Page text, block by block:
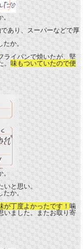
。
あり、スーパーなどで厚
たか。
ライパンで焼いたが、堅
。味もついていたので便
。
いと思い。
たか。
丁度よかったです！ 噛
いました。またお取り寄